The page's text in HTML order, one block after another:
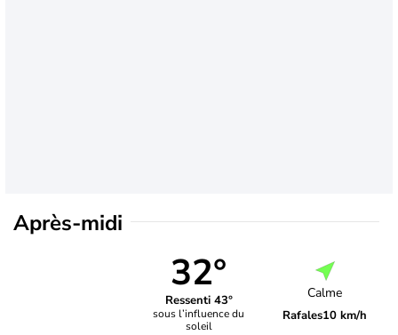
Après-midi
32°
Ressenti 43°
sous l’influence du
soleil
Calme
Rafales10 km/h